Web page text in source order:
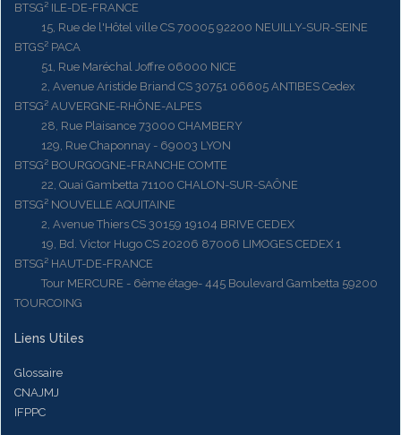
BTSG² ILE-DE-FRANCE
15, Rue de l'Hôtel ville CS 70005 92200 NEUILLY-SUR-SEINE
BTGS² PACA
51, Rue Maréchal Joffre 06000 NICE
2, Avenue Aristide Briand CS 30751 06605 ANTIBES Cedex
BTSG² AUVERGNE-RHÔNE-ALPES
28, Rue Plaisance 73000 CHAMBERY
129, Rue Chaponnay - 69003 LYON
BTSG² BOURGOGNE-FRANCHE COMTE
22, Quai Gambetta 71100 CHALON-SUR-SAÔNE
BTSG² NOUVELLE AQUITAINE
2, Avenue Thiers CS 30159 19104 BRIVE CEDEX
19, Bd. Victor Hugo CS 20206 87006 LIMOGES CEDEX 1
BTSG² HAUT-DE-FRANCE
Tour MERCURE - 6ème étage- 445 Boulevard Gambetta 59200
TOURCOING
Liens Utiles
Glossaire
CNAJMJ
IFPPC